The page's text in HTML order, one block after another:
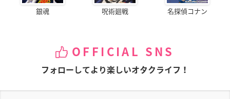
銀魂 呪術廻戦 名探偵コナン
OFFICIAL SNS
フォローしてより楽しいオタクライフ！